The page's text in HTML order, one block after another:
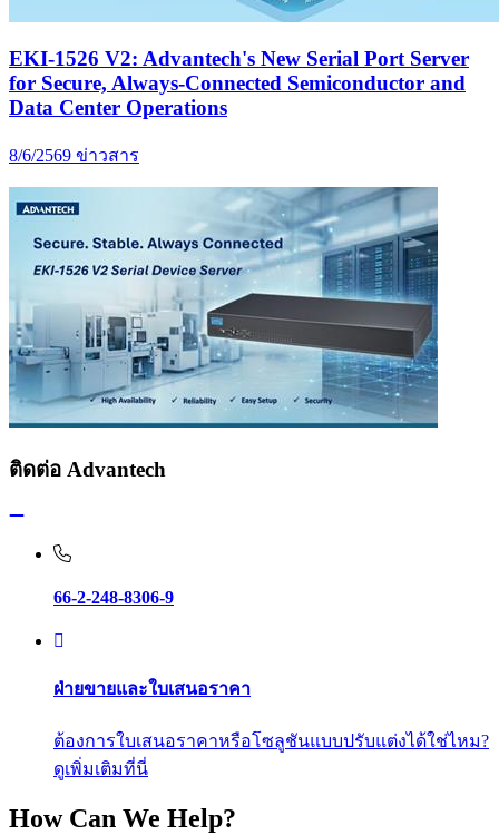
EKI-1526 V2: Advantech's New Serial Port Server
for Secure, Always-Connected Semiconductor and
Data Center Operations
8/6/2569 ข่าวสาร
ติดต่อ Advantech
66-2-248-8306-9
ฝ่ายขายและใบเสนอราคา
ต้องการใบเสนอราคาหรือโซลูชันแบบปรับแต่งได้ใช่ไหม?
ดูเพิ่มเติมที่นี่
How Can We Help?